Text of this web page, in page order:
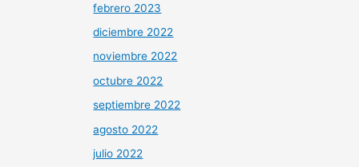
febrero 2023
diciembre 2022
noviembre 2022
octubre 2022
septiembre 2022
agosto 2022
julio 2022